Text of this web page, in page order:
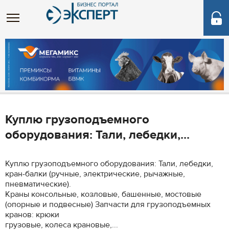
Куплю грузоподъемного
оборудования: Тали, лебедки,...
Куплю грузоподъемного оборудования: Тали, лебедки,
кран-балки (ручные, электрические, рычажные,
пневматические).
Краны консольные, козловые, башенные, мостовые
(опорные и подвесные) Запчасти для грузоподъемных
кранов: крюки
грузовые, колеса крановые,...